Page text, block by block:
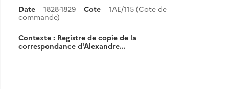
Date 1828-1829 Cote
1AE/115 (Cote de
commande)
Contexte : Registre de copie de la
correspondance d'Alexandre...